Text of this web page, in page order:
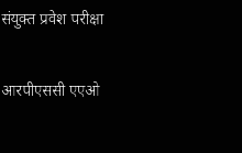
संयुक्त प्रवेश परीक्षा
आरपीएससी एएओ